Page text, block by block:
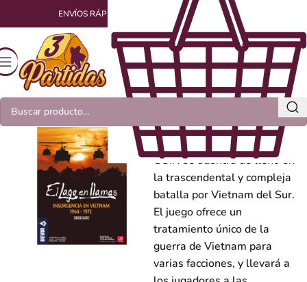
ENVÍOS RÁPIDOS Y EMPAQUETADOS CON AMOR
El lago en llamas
El volumen IV de la serie
COIN se adentra de lleno en
la trascendental y compleja
batalla por Vietnam del Sur.
El juego ofrece un
tratamiento único de la
guerra de Vietnam para
varias facciones, y llevará a